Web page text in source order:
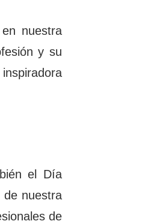
nuestra
y su
el Día
de nuestra
de